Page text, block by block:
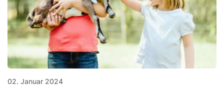
02. Januar 2024